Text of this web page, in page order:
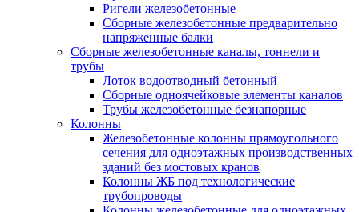
Ригели железобетонные
Сборные железобетонные предварительно
напряженные балки
Сборные железобетонные каналы, тоннели и
трубы
Лоток водоотводный бетонный
Сборные одноячейковые элементы каналов
Трубы железобетонные безнапорные
Колонны
Железобетонные колонны прямоугольного
сечения для одноэтажных производственных
зданий без мостовых кранов
Колонны ЖБ под технологические
трубопроводы